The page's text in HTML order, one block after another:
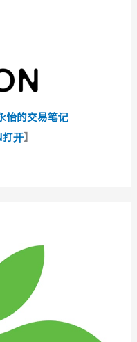
怡的交易笔记
打开】